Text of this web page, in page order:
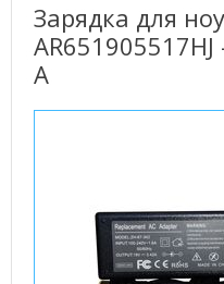
Зарядка для
А